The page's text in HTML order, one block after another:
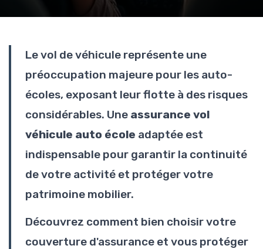
Le vol de véhicule représente une
préoccupation majeure pour les auto-
écoles, exposant leur flotte à des risques
considérables. Une assurance vol
véhicule auto école adaptée est
indispensable pour garantir la continuité
de votre activité et protéger votre
patrimoine mobilier.
Découvrez comment bien choisir votre
couverture d'assurance et vous protéger